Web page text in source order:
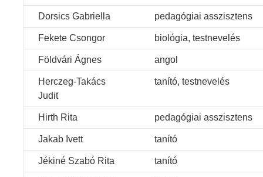
Dorsics Gabriella pedagógiai asszisztens
Fekete Csongor biológia, testnevelés
Földvári Ágnes angol
Herczeg-Takács
Judit
tanító, testnevelés
Hirth Rita pedagógiai asszisztens
Jakab Ivett tanító
Jékiné Szabó Rita tanító